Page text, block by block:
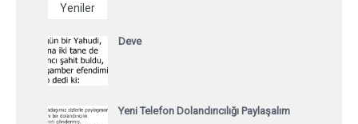
Yeniler
Deve
Yeni Telefon Dolandırıcılığı Paylaşalım